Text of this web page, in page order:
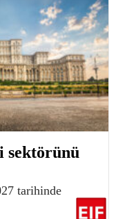
sektörünü
tarihinde